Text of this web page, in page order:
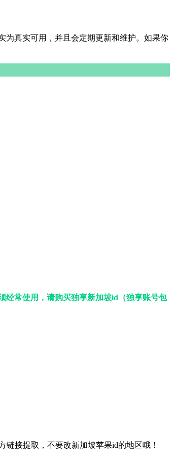
为真实可用，并且会定期更新和维护。如果你
经常使用，请购买独享新加坡id（独享账号包
接提取，不要改新加坡苹果id的地区哦！